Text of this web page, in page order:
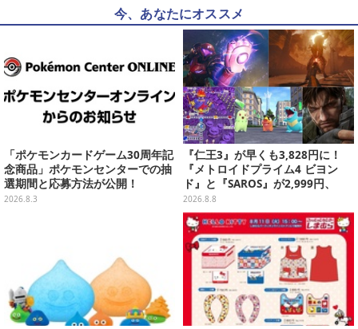
今、あなたにオススメ
「ポケモンカードゲーム30周年記
念商品」ポケモンセンターでの抽
選期間と応募方法が公開！
2026.8.3
『仁王3』が早くも3,828円に！
『メトロイドプライム4 ビヨン
ド』と『SAROS』が2,999円、
『メタルギアソリッド Δ』は2,49
9円─ゲオ店舗＆ストアのゲームセ
ールは8月8日から
2026.8.8